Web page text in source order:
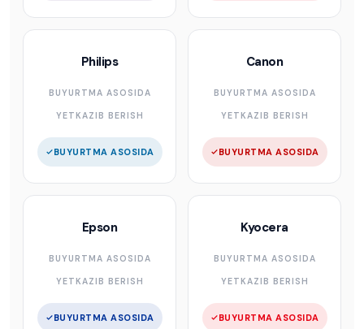
Philips
BUYURTMA ASOSIDA
YETKAZIB BERISH
BUYURTMA ASOSIDA
Canon
BUYURTMA ASOSIDA
YETKAZIB BERISH
BUYURTMA ASOSIDA
Epson
BUYURTMA ASOSIDA
YETKAZIB BERISH
BUYURTMA ASOSIDA
Kyocera
BUYURTMA ASOSIDA
YETKAZIB BERISH
BUYURTMA ASOSIDA